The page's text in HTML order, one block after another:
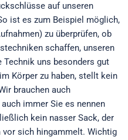
auf unseren
ist es zum Beispiel möglich,
zu überprüfen, ob
schaffen, unseren
Technik uns besonders gut
Körper zu haben, stellt kein
brauchen auch
immer Sie es nennen
kein nasser Sack, der
vor sich hingammelt. Wichtig